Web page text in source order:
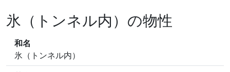
氷（トンネル内）の物性
和名
氷（トンネル内）